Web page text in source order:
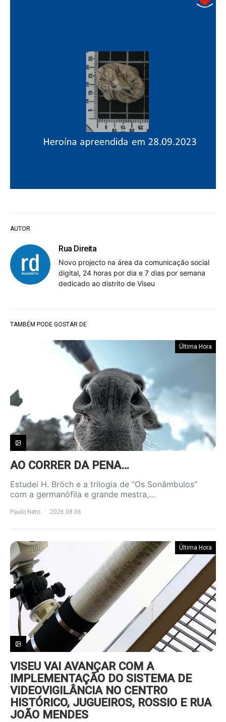
AUTOR
Rua Direita
Novo projecto na área da comunicação social
digital, 24 horas por dia e 7 dias por semana
dedicado ao distrito de Viseu
TAMBÉM PODE GOSTAR DE
Última Hora
AO CORRER DA PENA…
Estudei H. Bröch e a trilogia de “Os Sonâmbulos”
com a germanófila e grande mestra,…
Paulo Neto 2026.08.06
Última Hora
VISEU VAI AVANÇAR COM A
IMPLEMENTAÇÃO DO SISTEMA DE
VIDEOVIGILÂNCIA NO CENTRO
HISTÓRICO, JUGUEIROS, ROSSIO E RUA
JOÃO MENDES